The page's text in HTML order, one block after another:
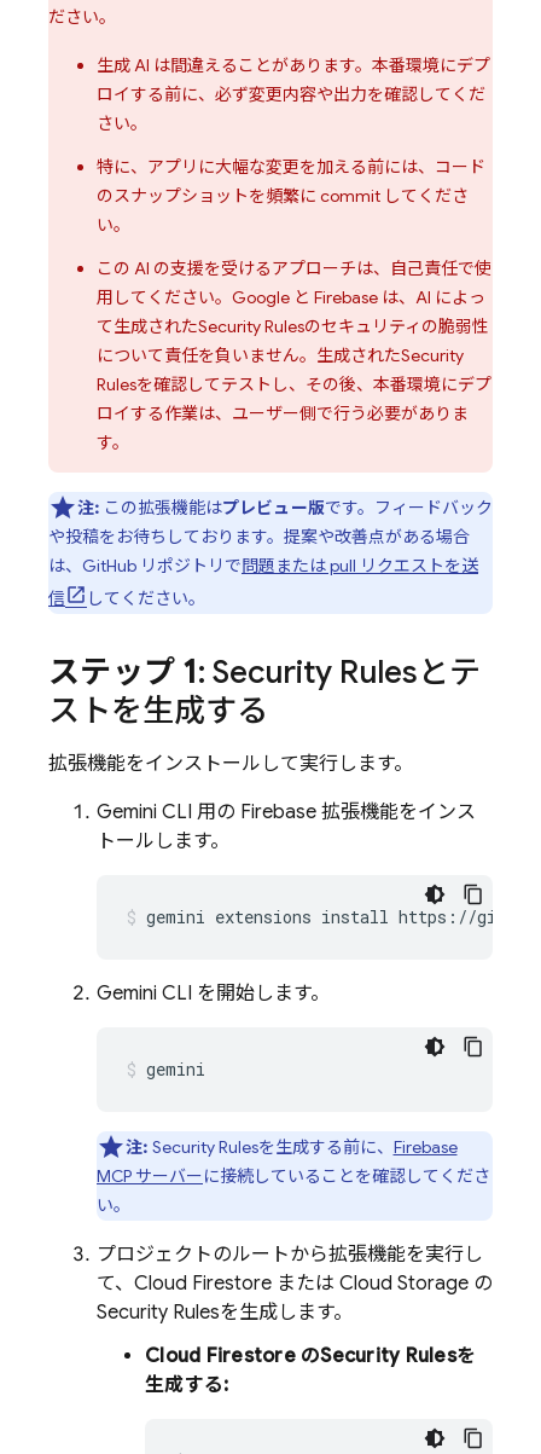
ださい。
生成 AI は間違えることがあります。本番環境にデプ
ロイする前に、必ず変更内容や出力を確認してくだ
さい。
特に、アプリに大幅な変更を加える前には、コード
のスナップショットを頻繁に commit してくださ
い。
この AI の支援を受けるアプローチは、自己責任で使
用してください。Google と Firebase は、AI によっ
て生成されたSecurity Rulesのセキュリティの脆弱性
について責任を負いません。生成されたSecurity
Rulesを確認してテストし、その後、本番環境にデプ
ロイする作業は、ユーザー側で行う必要がありま
す。
注: この拡張機能はプレビュー版です。フィードバック
や投稿をお待ちしております。提案や改善点がある場合
は、GitHub リポジトリで問題または pull リクエストを送
信
してください。
ステップ 1: Security Rulesとテ
ストを生成する
拡張機能をインストールして実行します。
Gemini CLI 用の Firebase 拡張機能をインス
トールします。
gemini extensions install https://
Gemini CLI を開始します。
gemini
注: Security Rulesを生成する前に、 Firebase
MCP サーバーに接続していることを確認してくださ
い。
プロジェクトのルートから拡張機能を実行し
て、 Cloud Firestore または Cloud Storage の
Security Rulesを生成します。
Cloud FirestoreのSecurity Rulesを
生成する: